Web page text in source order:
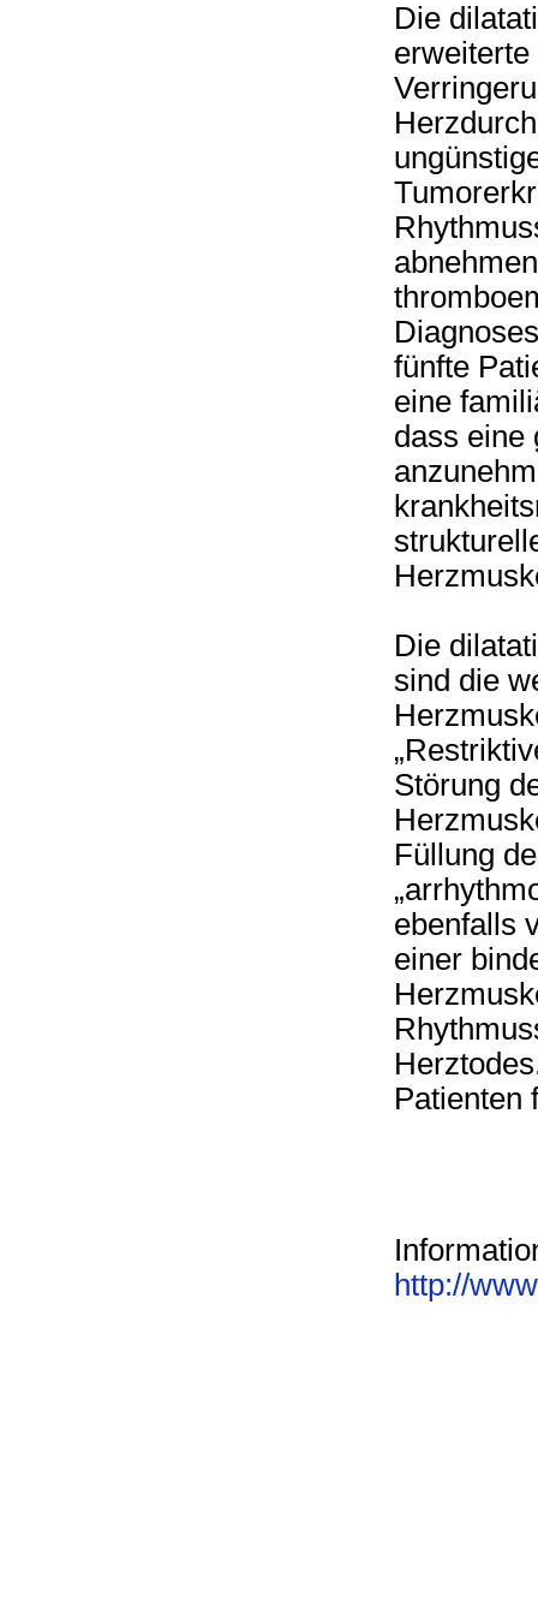
Die
fünfte
eine
dass eine
Die
sind die
Störung
Füllung
ebenfalls
einer
Patienten
http://